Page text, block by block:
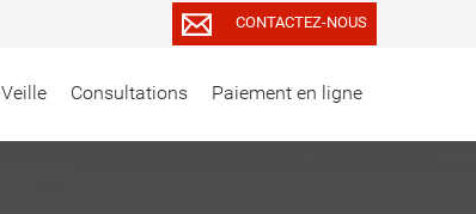
Veille Consultations Paiement en ligne
CONTACTEZ-NOUS